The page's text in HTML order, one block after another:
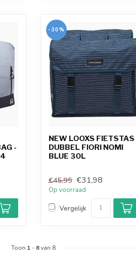
-
-30%
NEW LOOXS FIETSTAS
DUBBEL FIORI NOMI
BLUE 30L
€45,95 €31,98
Op voorraad
Vergelijk
Toon 1 - 8van 8